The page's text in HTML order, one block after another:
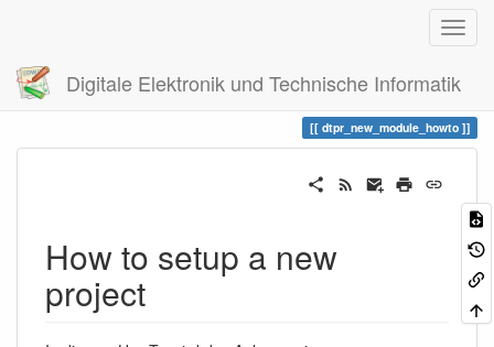
Digitale Elektronik und Technische Informatik
Trace dtpr_new_module_howto
dtpr_new_module_howto
How to setup a new
project